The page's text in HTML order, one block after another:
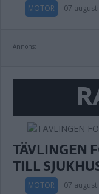
MOTOR 07
Annons:
TÄVLINGEN
TILL
MOTOR 07